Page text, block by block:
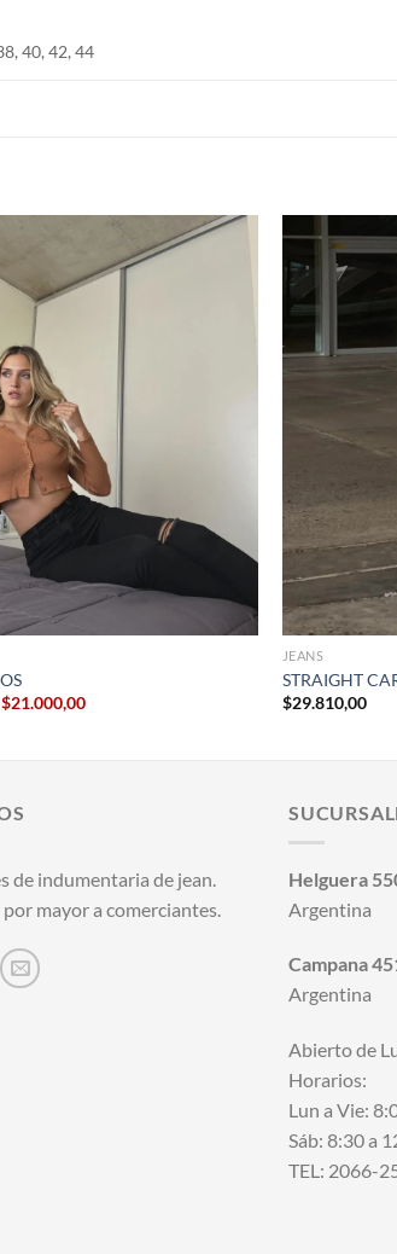
40, 42, 44
El
$21.000,00El
+
JEANS
STRAIGHT
$29.810,00
de indumentaria de jean.
mayor a comerciantes.
Helguera
Argentina
Campana
Argentina
Abierto de
Horarios:
Lun a Vie:
Sáb: 8:30 a
TEL: 2066-